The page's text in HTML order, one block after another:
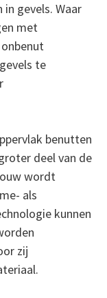
in gevels. Waar
met
te
benutten
deel van de
wordt
als
kunnen
zij